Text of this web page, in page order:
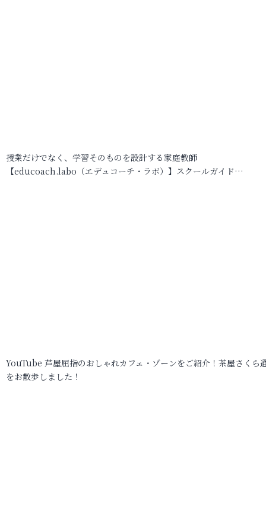
授業だけでなく、学習そのものを設計する家庭教師
【educoach.labo（エデュコーチ・ラボ）】スクールガイド…
YouTube 芦屋屈指のおしゃれカフェ・ゾーンをご紹介！茶屋さくら
をお散歩しました！